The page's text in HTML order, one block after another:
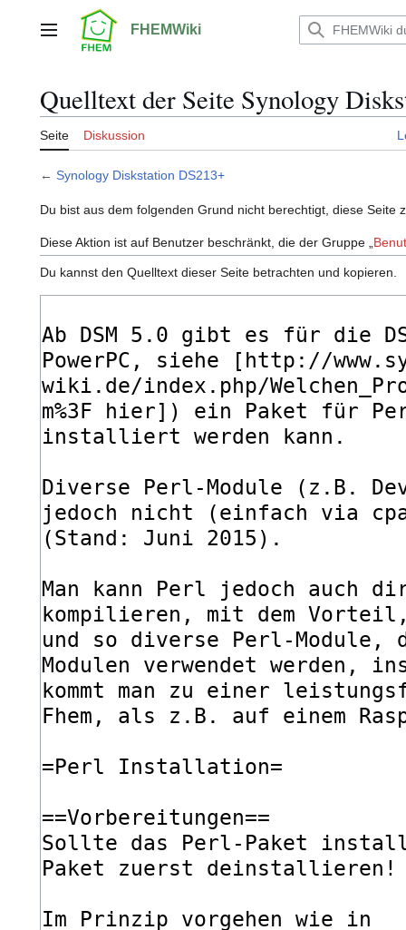
springenHauptmenü FHEMWiki
Quelltext der Seite Synology
Seite Diskussion
← Synology Diskstation DS213+
Du bist aus dem folgenden Grund nicht berechtigt, diese Seite
Diese Aktion ist auf Benutzer beschränkt, die der Gruppe „
Du kannst den Quelltext dieser Seite betrachten und kopieren.